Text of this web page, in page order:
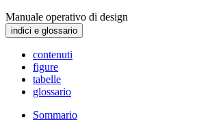
Manuale operativo di design
indici e glossario
contenuti
figure
tabelle
glossario
Sommario